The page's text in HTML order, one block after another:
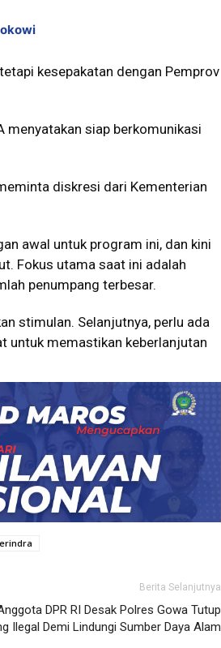
kesepakatan dengan Pemprov
menyatakan siap berkomunikasi
diskresi dari Kementerian
awal untuk program ini, dan kini
Fokus utama saat ini adalah
penumpang terbesar.
stimulan. Selanjutnya, perlu ada
untuk memastikan keberlanjutan
Berita Selanjutnya
DPR RI Desak Polres Gowa Tutup
Ilegal Demi Lindungi Sumber Daya Alam